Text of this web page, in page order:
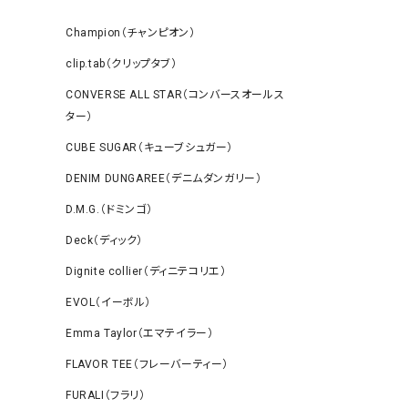
Champion（チャンピオン）
clip.tab（クリップタブ）
CONVERSE ALL STAR（コンバースオールス
ター）
CUBE SUGAR（キューブシュガー）
DENIM DUNGAREE（デニムダンガリー）
D.M.G.（ドミンゴ）
Deck（ディック）
Dignite collier（ディニテコリエ）
EVOL（イーボル）
Emma Taylor（エマテイラー）
FLAVOR TEE（フレーバーティー）
FURALI（フラリ）